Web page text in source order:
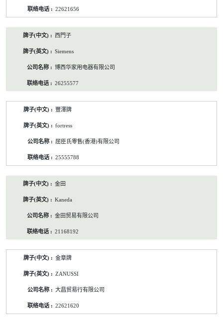
22621656
西門子
Siemens
博西华家用电器有限公司
26255577
豐澤牌
fortress
屈臣氏零售(香港)有限公司
25555788
金田
Kaneda
金田贸易有限公司
21168192
金章牌
ZANUSSI
大昌贸易行有限公司
22621620